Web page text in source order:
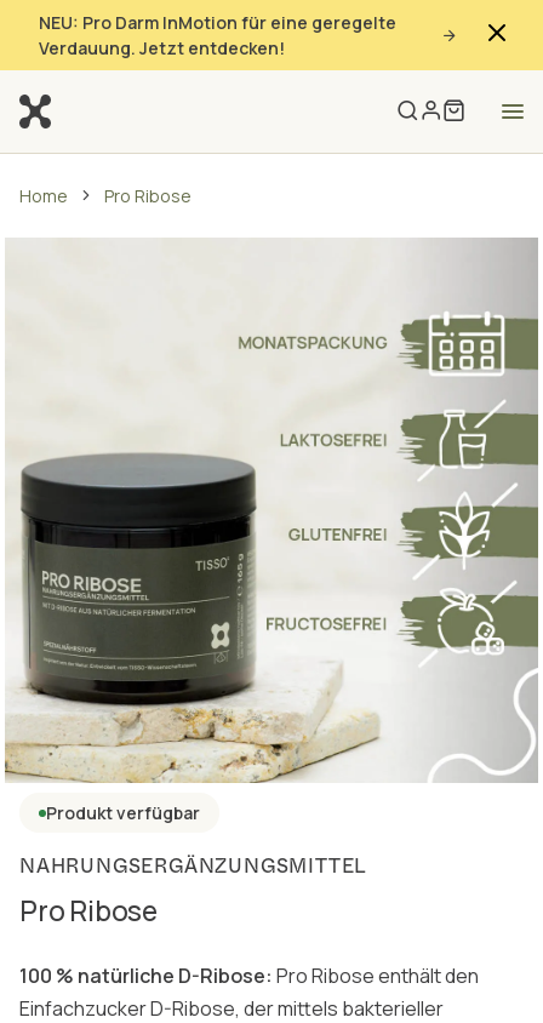
NEU: Pro Darm InMotion für eine geregelte
Verdauung. Jetzt entdecken!
Home Pro Ribose
Produkt verfügbar
NAHRUNGSERGÄNZUNGSMITTEL
Pro Ribose
100 % natürliche D-Ribose: Pro Ribose enthält den
Einfachzucker D-Ribose, der mittels bakterieller